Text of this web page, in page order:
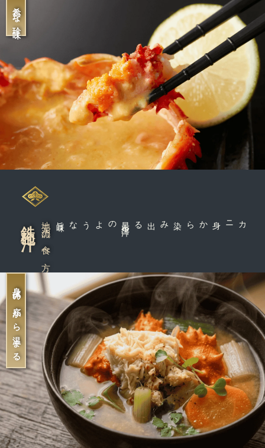
希少な珍味
身体の底から温まる
鉄砲汁 地元流の食べ方 カニ身から染み出る